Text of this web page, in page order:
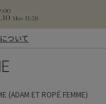
ついて
(ADAM ET ROPÉ FEMME)